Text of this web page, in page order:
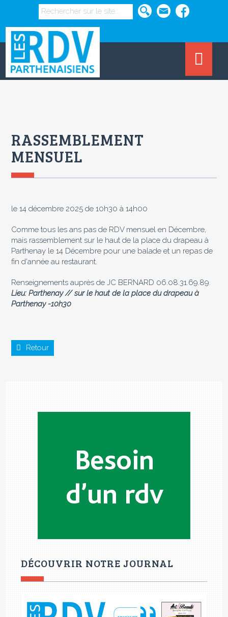
RASSEMBLEMENT
MENSUEL
le 14 décembre 2025 de 10h30 à 14h00
Comme tous les ans pas de RDV mensuel en Décembre,
mais rassemblement sur le haut de la place du drapeau à
Parthenay le 14 Décembre pour une balade et un repas de
fin d'année au restaurant.
Renseignements auprès de JC BERNARD 06.08.31.69.89.
Lieu: Parthenay // sur le haut de la place du drapeau à
Parthenay -10h30
Retour
DÉCOUVRIR NOTRE JOURNAL